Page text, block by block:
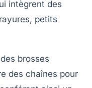
intègrent des
petits
brosses
des chaînes pour